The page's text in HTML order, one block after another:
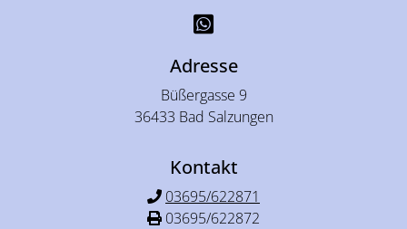
Adresse
Büßergasse 9
36433 Bad Salzungen
Kontakt
03695/622871
03695/622872